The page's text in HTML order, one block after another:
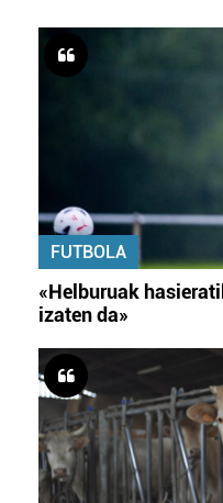
FUTBOLA
«Helburuak
izaten da»